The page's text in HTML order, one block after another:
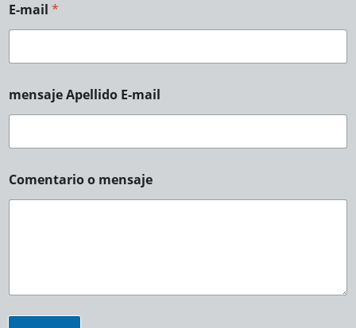
E-mail *
mensaje Apellido E-mail
Comentario o mensaje